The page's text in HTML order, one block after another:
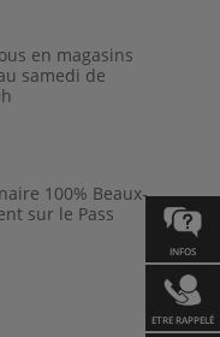
INFOS
ETRE RAPPELÉ
en magasins
samedi de
100% Beaux-
sur le Pass